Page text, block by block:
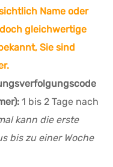
Name oder
gleichwertige
Sie sind
1 bis 2 Tage nach
kann die erste
bis zu einer Woche